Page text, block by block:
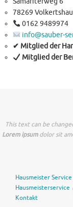
78269
0162 9489974
info@sauber-
✔ Mitglied der
Mitglied der
This text can be
Lorem ipsumdolor sit
Hausmeister Service
Hausmeisterservice
Kontakt